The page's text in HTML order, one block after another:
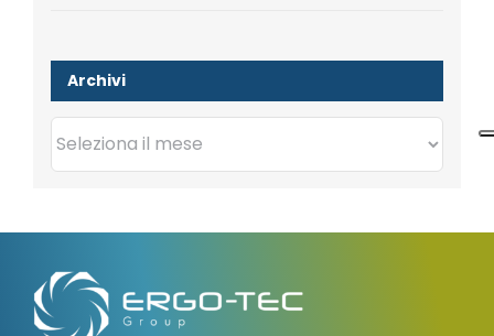
Archivi
Archivi